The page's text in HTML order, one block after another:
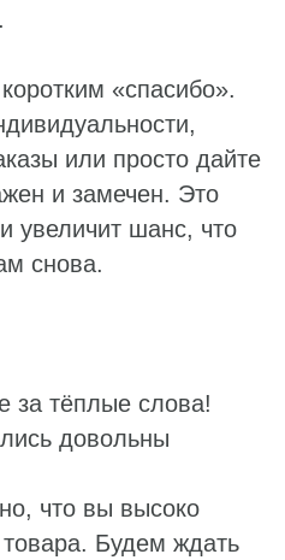
«спасибо».
или просто дайте
и замечен. Это
увеличит шанс, что
снова.
за тёплые слова!
довольны
что вы высоко
Будем ждать